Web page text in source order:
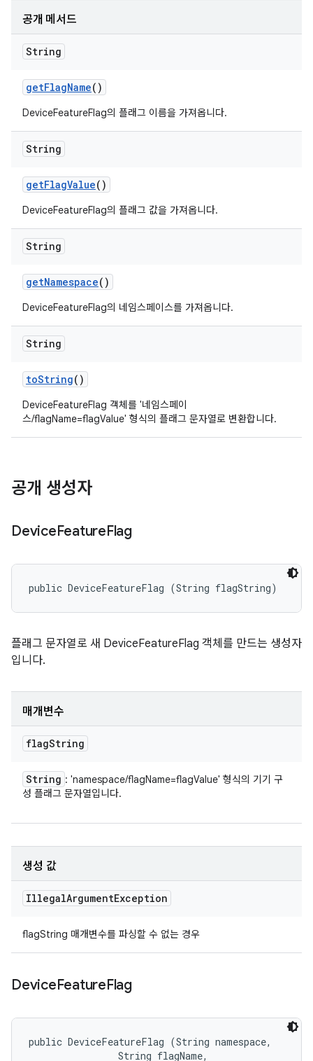
공개 메서드
String
getFlagName()
DeviceFeatureFlag의 플래그 이름을 가져옵니다.
String
getFlagValue()
DeviceFeatureFlag의 플래그 값을 가져옵니다.
String
getNamespace()
DeviceFeatureFlag의 네임스페이스를 가져옵니다.
String
toString()
DeviceFeatureFlag 객체를 '네임스페이
스/flagName=flagValue' 형식의 플래그 문자열로 변환합니다.
공개 생성자
DeviceFeatureFlag
public DeviceFeatureFlag (String flagString)
플래그 문자열로 새 DeviceFeatureFlag 객체를 만드는 생성자
입니다.
매개변수
flagString
String : 'namespace/flagName=flagValue' 형식의 기기 구
성 플래그 문자열입니다.
생성 값
IllegalArgumentException
flagString 매개변수를 파싱할 수 없는 경우
DeviceFeatureFlag
public DeviceFeatureFlag (String namespace,
                String flagName,